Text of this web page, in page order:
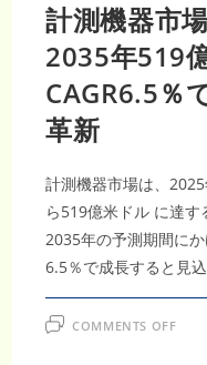
計測機器市
2035年519
CAGR6.5％
革新
計測機器市場は、
ら519億米ドル に達
2035年の予測期間に
6.5％で成長すると見込
COMMENTS OFFON